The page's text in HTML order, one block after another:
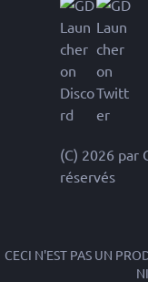
(C) 2026 par
réservés
CECI N'EST PAS UN